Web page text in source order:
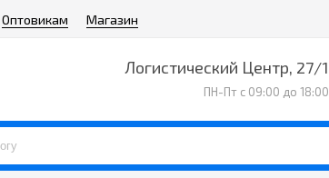
Оптовикам Магазин
Логистический Центр, 27/1
ПН-Пт с 09:00 до 18:00